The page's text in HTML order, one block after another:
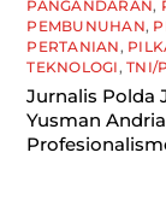
PANGANDARAN,
PEMBUNUHAN,
PERTANIAN,
TEKNOLOGI,TNI/
Jurnalis Polda
Yusman